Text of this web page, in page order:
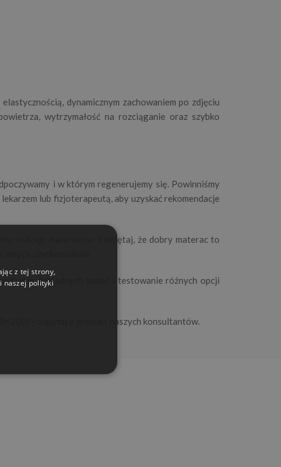
dynamicznym zachowaniem po zdjęciu
wytrzymałość na rozciąganie oraz szybko
i w którym regenerujemy się. Powinniśmy
lub fizjoterapeutą, aby uzyskać rekomendacje
rodzaje materaców. Pamiętaj, że dobry materac to
użytkowników.
dokładnych badań i testowanie różnych opcji
– zapytaj o produkt naszych konsultantów.
z tej strony,
naszej polityki